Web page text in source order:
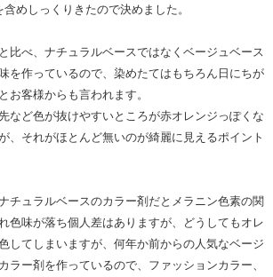
めしっくりきたので決めました。
比べ、ナチュラルベースではなくベージュベース
を作っているので、染めたてはもちろん日にちが
お客様からも言われます。
など色が抜けやすいところが赤オレンジっぽくな
、それがほとんど無いのが綺麗に見えるポイント
チュラルベースのカラー剤だとメラニン色素の関
色味が落ち個人差はありますが、どうしてもオレ
してしまいますが、何年か前からの人気なベージ
ラー剤を作っているので、ファッションカラー、